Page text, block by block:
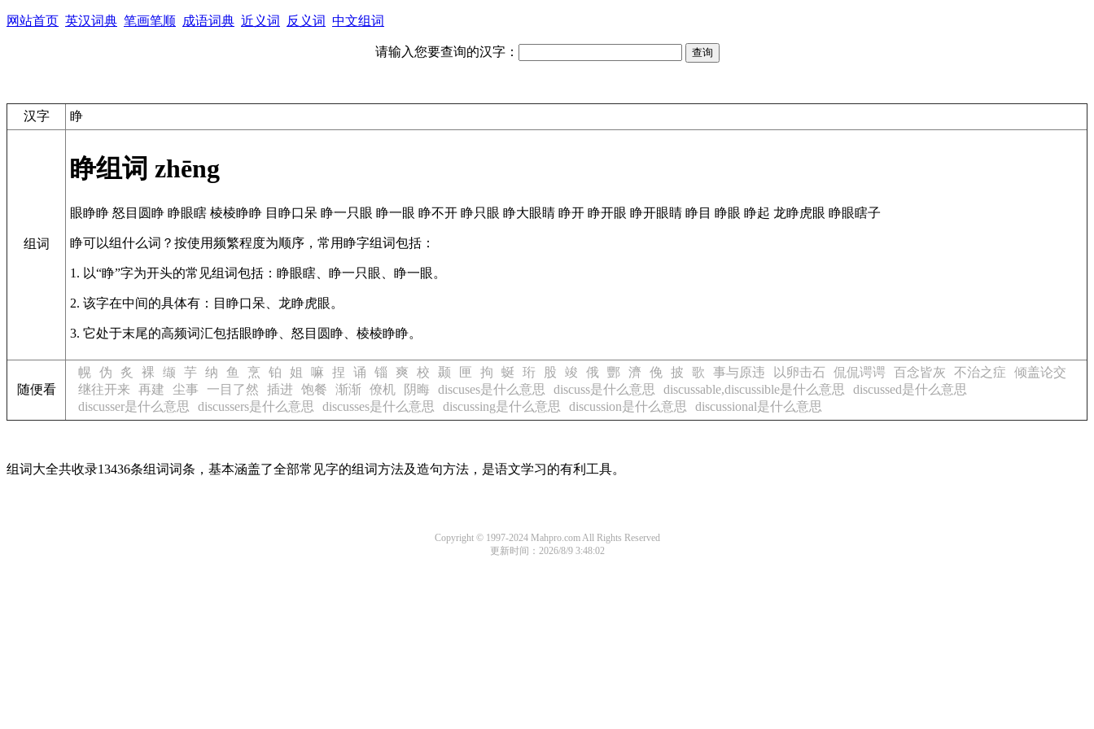
网站首页 英汉词典 笔画笔顺 成语词典 近义词 反义词 中文组词
请输入您要查询的汉字：
汉字 睁
组词
睁组词 zhēng
眼睁睁 怒目圆睁 睁眼瞎 棱棱睁睁 目睁口呆 睁一只眼 睁一眼 睁不开 睁只眼 睁大眼睛 睁开 睁开眼 睁开眼睛 睁目 睁眼 睁起 龙睁虎眼 睁眼瞎子
睁可以组什么词？按使用频繁程度为顺序，常用睁字组词包括：
1. 以“睁”字为开头的常见组词包括：睁眼瞎、睁一只眼、睁一眼。
2. 该字在中间的具体有：目睁口呆、龙睁虎眼。
3. 它处于末尾的高频词汇包括眼睁睁、怒目圆睁、棱棱睁睁。
随便看
幌 伪 炙 裸 缬 芋 纳 鱼 烹 铂 姐 嘛 捏 诵 锱 爽 校 颞 匣 拘 蜒 珩 股 竣 俄 酆 濟 俛 披 歌 事与原违 以卵击石 侃侃谔谔 百念皆灰 不治之症
倾盖论交
继往开来 再建 尘事 一目了然 插进 饱餐 渐渐 僚机 阴晦 discuses是什么意思 discuss是什么意思 discussable,discussible是什么意思
discussed是什么意思
discusser是什么意思
discussers是什么意思 discusses是什么意思 discussing是什么意思 discussion是什么意思 discussional是什么意思
组词大全共收录13436条组词词条，基本涵盖了全部常见字的组词方法及造句方法，是语文学习的有利工具。
Copyright © 1997-2024 Mahpro.com All Rights Reserved
更新时间：2026/8/9 3:48:02